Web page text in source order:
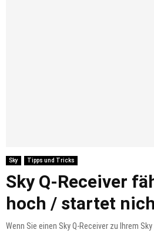
Sky Tipps und Tricks
Sky Q-Receiver
hoch / startet
Wenn Sie einen Sky Q-Receiver zu Ihrem